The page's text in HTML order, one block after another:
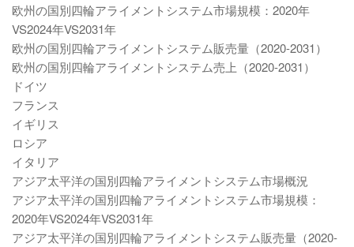
欧州の国別四輪アライメントシステム市場規模：2020年
VS2024年VS2031年
欧州の国別四輪アライメントシステム販売量（2020-2031）
欧州の国別四輪アライメントシステム売上（2020-2031）
ドイツ
フランス
イギリス
ロシア
イタリア
アジア太平洋の国別四輪アライメントシステム市場概況
アジア太平洋の国別四輪アライメントシステム市場規模：
2020年VS2024年VS2031年
アジア太平洋の国別四輪アライメントシステム販売量（2020-